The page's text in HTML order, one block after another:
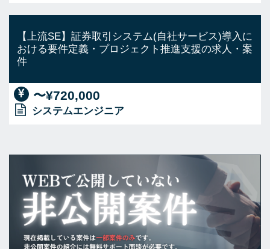
【上流SE】証券取引システム(自社サービス)導入に
おける要件定義・プロジェクト推進支援の求人・案
件
〜¥720,000
システムエンジニア